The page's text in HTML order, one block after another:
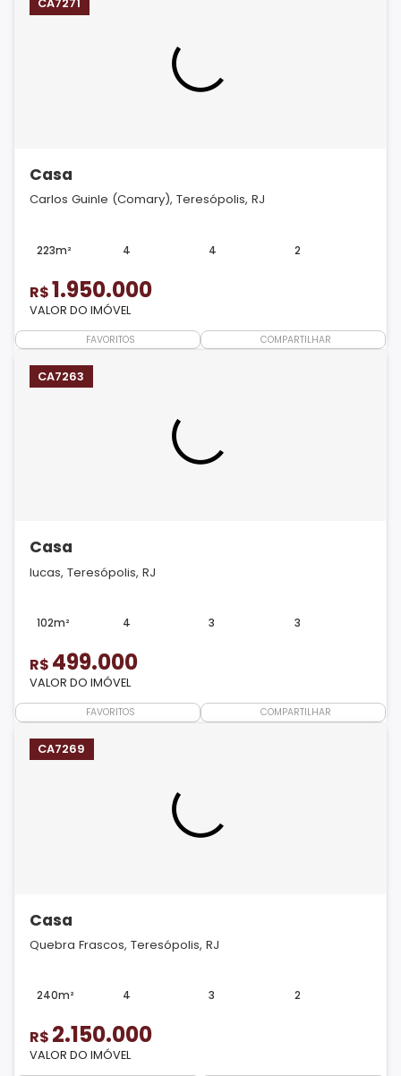
CA7271
Casa
Carlos Guinle (Comary), Teresópolis, RJ
223m² 4 4 2
R$1.950.000
VALOR DO IMÓVEL
FAVORITOS COMPARTILHAR
CA7263
Casa
Iucas, Teresópolis, RJ
102m² 4 3 3
R$ 499.000
VALOR DO IMÓVEL
FAVORITOS COMPARTILHAR
CA7269
Casa
Quebra Frascos, Teresópolis, RJ
240m² 4 3 2
R$ 2.150.000
VALOR DO IMÓVEL